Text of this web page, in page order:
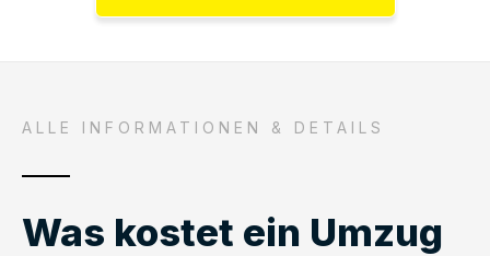
ALLE INFORMATIONEN & DETAILS
Was kostet ein Umzug